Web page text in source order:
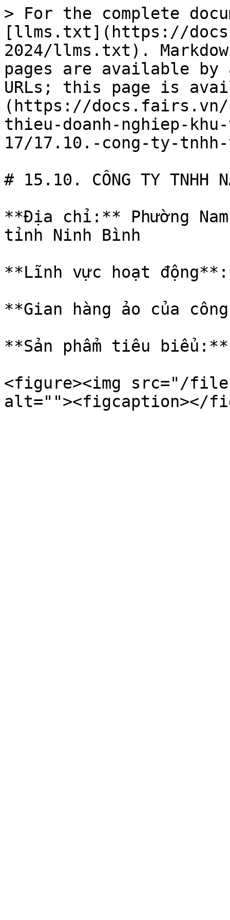
> For the complete
[llms.txt](https://
2024/llms.txt).
pages are available by
URLs; this page is
(https://docs.fairs.vn/
thieu-doanh-nghiep-
17/17.10.-cong-ty-
# 15.10. CÔNG TY TNHH
**Địa chỉ:** Phường
tỉnh Ninh Bình
**Lĩnh vực hoạt động**:
**Gian hàng ảo của
**Sản phẩm tiêu
<figure><img src="/files/